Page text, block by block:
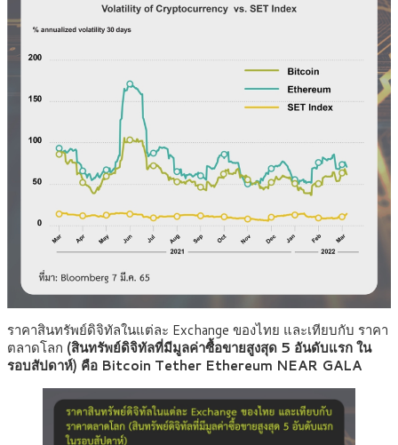
ราคาสินทรัพย์ดิจิทัลในแต่ละ Exchange ของไทย และเทียบกับ ราคา
ตลาดโลก (สินทรัพย์ดิจิทัลที่มีมูลค่าซื้อขายสูงสุด 5 อันดับแรก ใน
รอบสัปดาห์) คือ Bitcoin Tether Ethereum NEAR GALA